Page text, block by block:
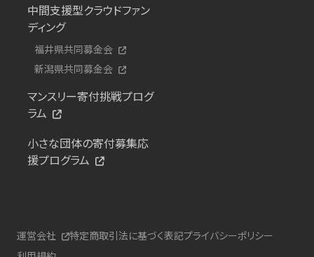
中間支援型クラウドファン
ディング
福井県共同募金会
新潟県共同募金会
マンスリー寄付挑戦プログ
ラム
小さな団体の寄付募集応
援プログラム
運営会社 特定商取引法に基づく表記プライバシーポリシー